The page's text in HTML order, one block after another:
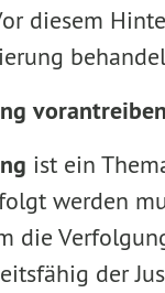
diesem
vorantreiben
ist ein
werden
die
der